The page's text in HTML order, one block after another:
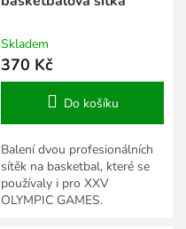
Skladem
370 Kč
Do košíku
Balení dvou profesionálních
sítěk na basketbal, které se
používaly i pro XXV
OLYMPIC GAMES.